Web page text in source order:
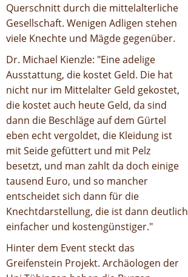
Querschnitt durch die mittelalterliche
Gesellschaft. Wenigen Adligen stehen
viele Knechte und Mägde gegenüber.
Dr. Michael Kienzle: "Eine adelige
Ausstattung, die kostet Geld. Die hat
nicht nur im Mittelalter Geld gekostet,
die kostet auch heute Geld, da sind
dann die Beschläge auf dem Gürtel
eben echt vergoldet, die Kleidung ist
mit Seide gefüttert und mit Pelz
besetzt, und man zahlt da doch einige
tausend Euro, und so mancher
entscheidet sich dann für die
Knechtdarstellung, die ist dann deutlich
einfacher und kostengünstiger."
Hinter dem Event steckt das
Greifenstein Projekt. Archäologen der